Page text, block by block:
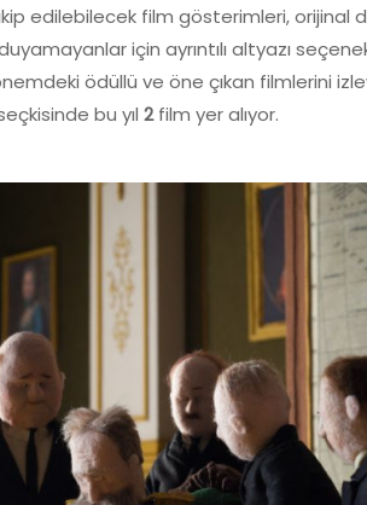
edilebilecek film gösterimleri, orijinal
için ayrıntılı altyazı
ödüllü ve öne çıkan filmlerini
bu yıl 2film yer alıyor.